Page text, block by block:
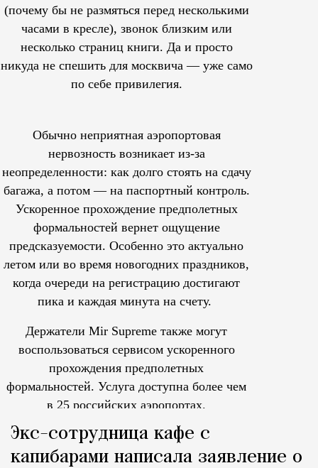
(почему бы не размяться перед несколькими
часами в кресле), звонок близким или
несколько страниц книги. Да и просто
никуда не спешить для москвича — уже само
по себе привилегия.
Обычно неприятная аэропортовая
нервозность возникает из-за
неопределенности: как долго стоять на сдачу
багажа, а потом — на паспортный контроль.
Ускоренное прохождение предполетных
формальностей вернет ощущение
предсказуемости. Особенно это актуально
летом или во время новогодних праздников,
когда очереди на регистрацию достигают
пика и каждая минута на счету.
Держатели Mir Supreme также могут
воспользоваться сервисом ускоренного
прохождения предполетных
формальностей. Услуга доступна более чем
в 25 российских аэропортах.
Экс-сотрудница кафе с
капибарами написала заявление о